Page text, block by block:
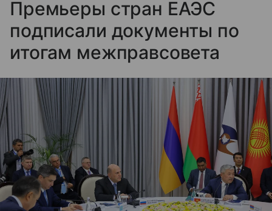
Премьеры стран ЕАЭС
подписали документы по
итогам межправсовета